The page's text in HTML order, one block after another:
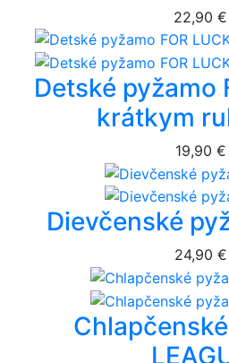
22,90 €
Detské pyžamo
krátkym
19,90 €
Dievčenské
24,90 €